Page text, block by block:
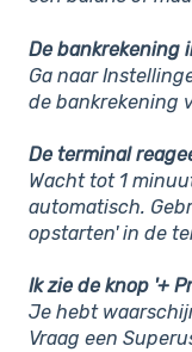
De bankrekening
Ga naar
de bankrekening
De terminal
Wacht tot 1
automatisch.
opstarten'in de
Ik zie de knop '+
Je hebt
Vraag een